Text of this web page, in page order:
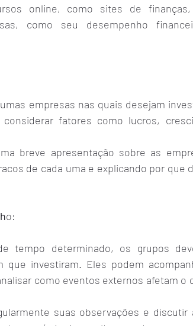
online, como sites de finanças,
como seu desempenho
empresas nas quais desejam
fatores como lucros,
breve apresentação sobre as
de cada uma e explicando por que
o:
tempo determinado, os grupos
que investiram. Eles podem
como eventos externos afetam o
suas observações e discutir